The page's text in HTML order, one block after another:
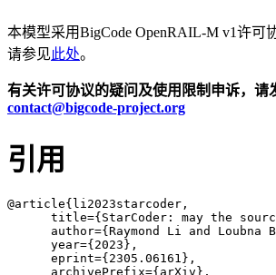
本模型采用BigCode OpenRAIL-M v1许可
请参见此处。
有关许可协议的疑问及使用限制申诉，请
contact@bigcode-project.org
引用
@article{li2023starcoder,
title={StarCoder: may the
author={Raymond Li and Loubna
      year={2023},
      eprint={2305.06161},
      archivePrefix={arXiv},